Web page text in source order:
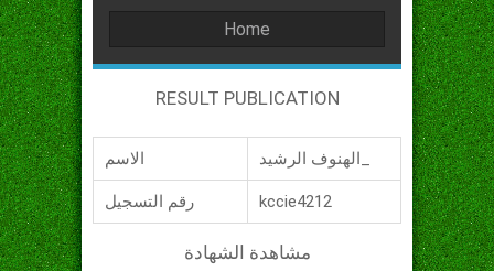
Home
RESULT PUBLICATION
الاسم
رقم التسجيل kccie4212
مشاهدة الشهادة